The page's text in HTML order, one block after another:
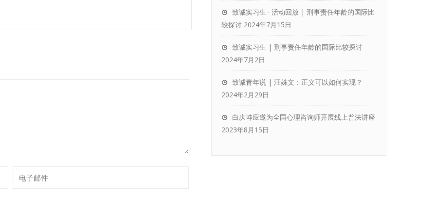
致诚实习生 · 活动回放 | 刑事责任年龄的国际比
较探讨 2024年7月15日
致诚实习生 | 刑事责任年龄的国际比较探讨
2024年7月2日
致诚青年说 | 汪姝文：正义可以如何实现？
2024年2月29日
白庆坤应邀为全国心理咨询师开展线上普法讲座
2023年8月15日